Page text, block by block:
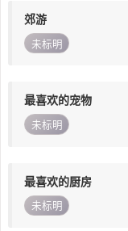
郊游
未标明
最喜欢的宠物
未标明
最喜欢的厨房
未标明